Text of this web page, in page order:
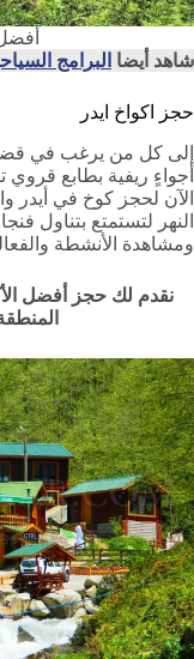
شاهد أيضا البرامج
حجز اكواخ ايدر
إلى كل من يرغب في
أجواءٍ ريفية بطابع قروي
الآن لحجز كوخ في أيدر
النهر لتستمتع بتناول
ومشاهدة الأنشطة
نقدم لك حجز أفضل